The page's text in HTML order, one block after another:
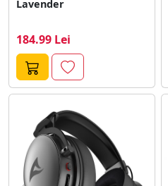
Lavender
184.99 Lei